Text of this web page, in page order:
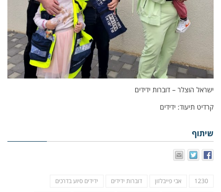
ישראל הוצלר – דוברות ידידים
קרדיט תיעוד: ידידים
שיתוף
1230 אבי פייבלזון דוברות ידידים ידידים סיוע בדרכים